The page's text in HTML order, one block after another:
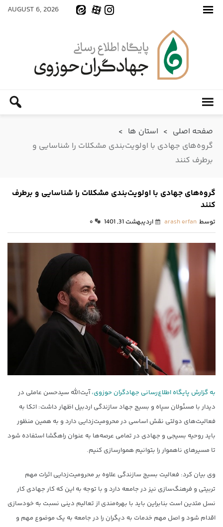
AUGUST 6, 2026
صفحه اصلی > استان ها >
گروه‌های جهادی با اولویت‌بندی مشکلات را شناسایی و
برطرف کنند
گروه‌های جهادی با اولویت‌بندی مشکلات را شناسایی و برطرف
کنند
توسط arash erfan اردیبهشت 31, 1401 ۰
به گزارش پایگاه اطلاع‌رسانی جهادگران حوزوی،آیت‌الله سیدحسن عاملی در
دیدار با مسئولان سپاه و بسیج جهاد سازندگی اردبیل اظهار داشت: اتکا به
فعالیت‌های دولتی نقش اساسی در محرومیت‌زدایی دارد و به همین منظور
باید روحیه بسیجی و جهادی در تمامی عرصه‌ها به عنوان راهگشا استفاده شود
تا مسیرهای ناهموار را بتوانیم هموارسازی کنیم.
وی بیان کرد: فعالیت بسیج سازندگی علاوه بر محرومیت‌زدایی اثرات مهم
تربیتی و فرهنگ‌سازی نیز در جامعه دارد و با توجه به این که کار جهادی کار
نسل متدین است بنابراین باید با بهره‌مندی از تعالیم دینی نسبت به خودسازی
اقدام شود و اصل مهم خدمات به دیگران را در جامعه به یک موضوع مهم و